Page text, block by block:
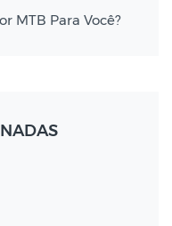
MTB Para Você?